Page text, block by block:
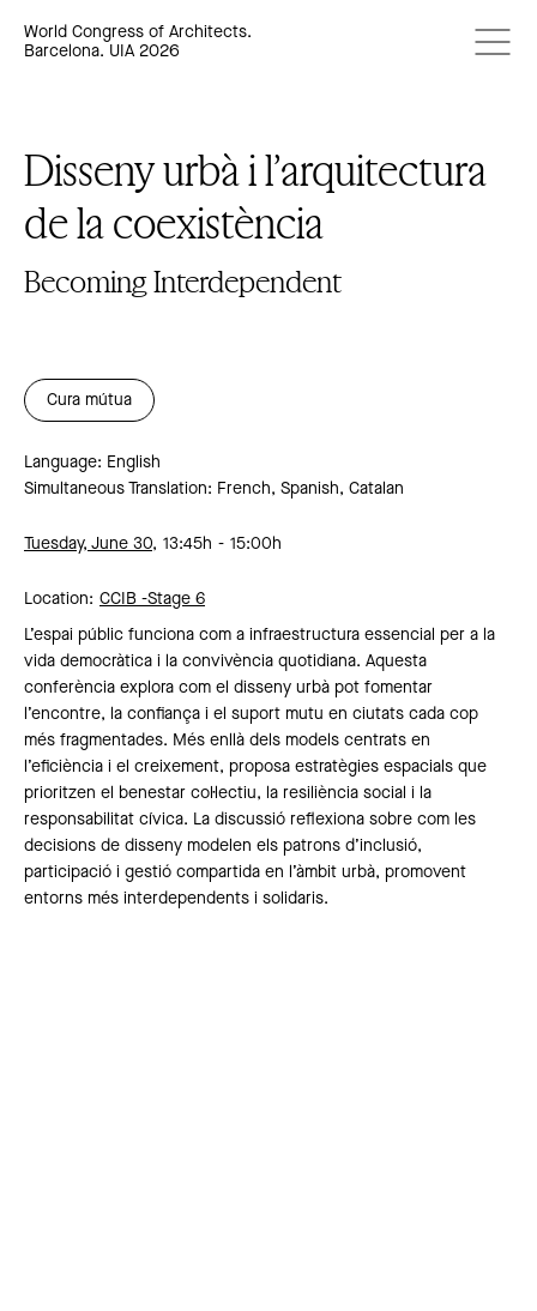
World Congress of Architects.
Barcelona. UIA 2026
Disseny urbà i l’arquitectura
de la coexistència
Becoming Interdependent
Cura mútua
Language: English
Simultaneous Translation: French, Spanish, Catalan
Tuesday, June 30, 13:45h 15:00h
Location: CCIB -Stage 6
L’espai públic funciona com a infraestructura essencial per a la
vida democràtica i la convivència quotidiana. Aquesta
conferència explora com el disseny urbà pot fomentar
l’encontre, la confiança i el suport mutu en ciutats cada cop
més fragmentades. Més enllà dels models centrats en
l’eficiència i el creixement, proposa estratègies espacials que
prioritzen el benestar col·lectiu, la resiliència social i la
responsabilitat cívica. La discussió reflexiona sobre com les
decisions de disseny modelen els patrons d’inclusió,
participació i gestió compartida en l’àmbit urbà, promovent
entorns més interdependents i solidaris.